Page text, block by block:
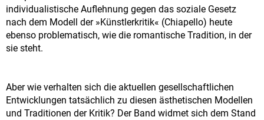
individualistische Auflehnung gegen das soziale Gesetz
nach dem Modell der »Künstlerkritik« (Chiapello) heute
ebenso problematisch, wie die romantische Tradition, in der
sie steht.
Aber wie verhalten sich die aktuellen gesellschaftlichen
Entwicklungen tatsächlich zu diesen ästhetischen Modellen
und Traditionen der Kritik? Der Band widmet sich dem Stand